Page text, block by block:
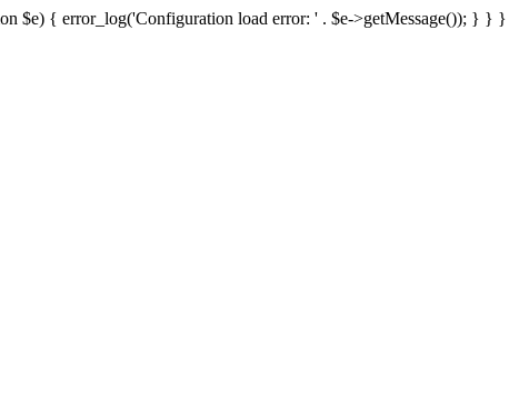
$e) { error_log('Configuration load error: ' . $e->getMessage()); } } }